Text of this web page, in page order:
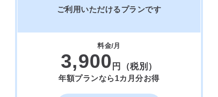
ご利用いただけるプランです
料金/月
3,900 円（税別）
年額プランなら1カ月分お得